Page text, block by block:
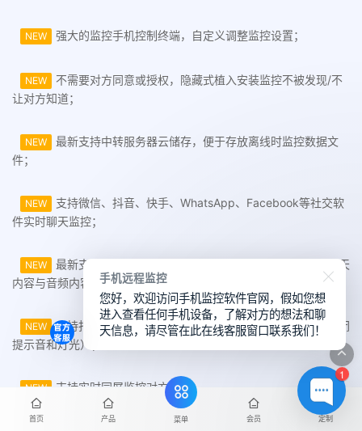
NEW 强大的监控手机控制终端，自定义调整监控设置；
NEW
不需要对方同意或授权，隐藏式植入安装监控不被发现/不
让对方知道；
NEW
最新支持中转服务器云储存，便于存放离线时监控数据文
件；
NEW
支持微信、抖音、快手、WhatsApp、Facebook等社交软
件实时聊天监控；
NEW
最新支持微信历史聊天记录恢复功能，可恢复微信文字聊天
内容与音频内容；
NEW
支持打开监控对方手机摄像头，实时拍照摄像功能（可关闭
提示音和灯光）；
NEW 支持实时同屏监控对方手机；
首页 产品 菜单 会员 定制
1
手机远程监控
您好，欢迎访问手机监控软件官网，假如您想
进入查看任何手机设备，了解对方的想法和聊
天信息，请尽管在此在线客服窗口联系我们！